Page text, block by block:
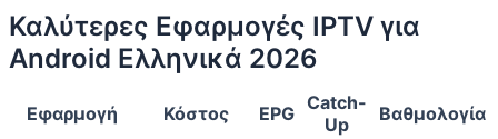
Καλύτερες Εφαρμογές IPTV για
Android Ελληνικά 2026
Εφαρμογή Κόστος EPG Catch-
Up
Βαθμολογία